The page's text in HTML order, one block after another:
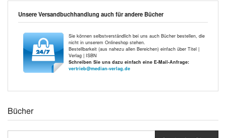
Unsere Versandbuchhandlung auch für andere Bücher
Sie können selbstverständlich bei uns auch Bücher bestellen, die
nicht in unserem Onlineshop stehen.
Bestellbarkeit (aus nahezu allen Bereichen) einfach über Titel |
Verlag | ISBN
Schreiben Sie uns dazu einfach eine E-Mail-Anfrage:
vertrieb@median-verlag.de
Bücher